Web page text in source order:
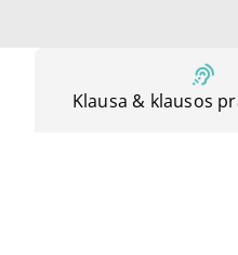
Klausa & klausos